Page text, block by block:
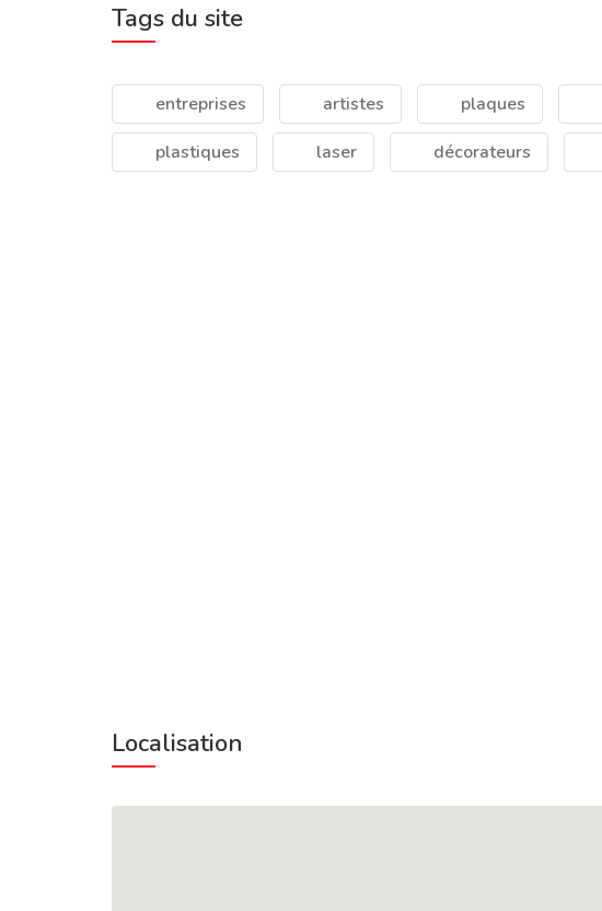
Tags du site
entreprises artistes plaques
plastiques
laser décorateurs
Localisation